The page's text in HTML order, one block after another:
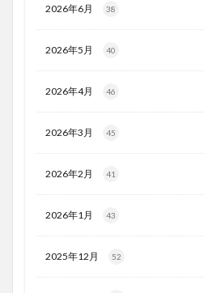
2026年6月 38
2026年5月 40
2026年4月 46
2026年3月 45
2026年2月 41
2026年1月 43
2025年12月 52